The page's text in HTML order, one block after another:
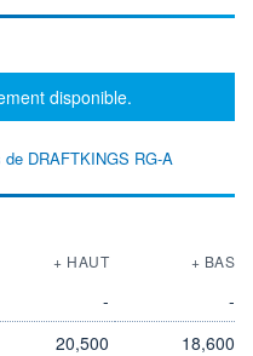
disponible.
DRAFTKINGS RG-A
+ HAUT + BAS
-
-
20,500
18,600